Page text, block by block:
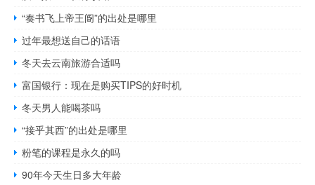
“奏书飞上帝王阍”的出处是哪里
过年最想送自己的话语
冬天去云南旅游合适吗
富国银行：现在是购买TIPS的好时机
冬天男人能喝茶吗
“接乎其西”的出处是哪里
粉笔的课程是永久的吗
90年今天生日多大年龄